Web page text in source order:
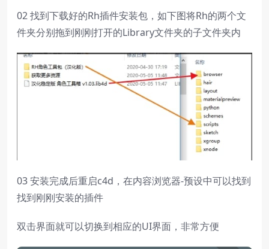
02 找到下载好的Rh插件安装包，如下图将Rh的两个文
件夹分别拖到刚刚打开的Library文件夹的子文件夹内
03 安装完成后重启c4d，在内容浏览器-预设中可以找到
找到刚刚安装的插件
双击界面就可以切换到相应的UI界面，非常方便